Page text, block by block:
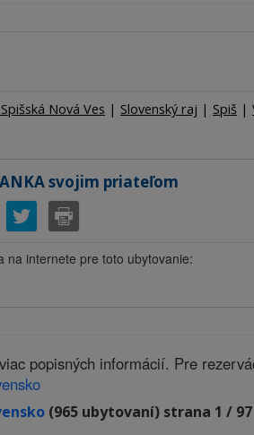
Hotel
Nová Ves | Slovenský raj | Spiš |
svojim priateľom
na internete pre toto ubytovanie:
popisných informácií. Pre
(965 ubytovaní) strana 1 / 97